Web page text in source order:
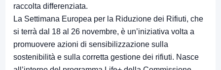
raccolta differenziata.
La Settimana Europea per la Riduzione dei Rifiuti, che
si terrà dal 18 al 26 novembre, è un’iniziativa volta a
promuovere azioni di sensibilizzazione sulla
sostenibilità e sulla corretta gestione dei rifiuti. Nasce